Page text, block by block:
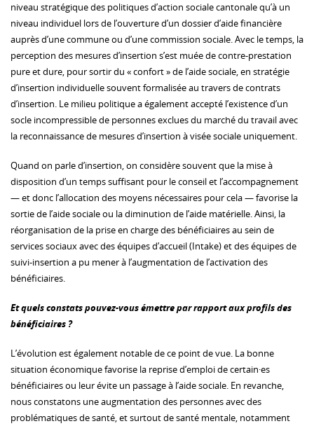
niveau stratégique des politiques d’action sociale cantonale qu’à un
niveau individuel lors de l’ouverture d’un dossier d’aide financière
auprès d’une commune ou d’une commission sociale. Avec le temps, la
perception des mesures d’insertion s’est muée de contre-prestation
pure et dure, pour sortir du « confort » de l’aide sociale, en stratégie
d’insertion individuelle souvent formalisée au travers de contrats
d’insertion. Le milieu politique a également accepté l’existence d’un
socle incompressible de personnes exclues du marché du travail avec
la reconnaissance de mesures d’insertion à visée sociale uniquement.
Quand on parle d’insertion, on considère souvent que la mise à
disposition d’un temps suffisant pour le conseil et l’accompagnement
— et donc l’allocation des moyens nécessaires pour cela — favorise la
sortie de l’aide sociale ou la diminution de l’aide matérielle. Ainsi, la
réorganisation de la prise en charge des bénéficiaires au sein de
services sociaux avec des équipes d’accueil (Intake) et des équipes de
suivi-insertion a pu mener à l’augmentation de l’activation des
bénéficiaires.
Et quels constats pouvez-vous émettre par rapport aux profils des
bénéficiaires ?
L’évolution est également notable de ce point de vue. La bonne
situation économique favorise la reprise d’emploi de certain·es
bénéficiaires ou leur évite un passage à l’aide sociale. En revanche,
nous constatons une augmentation des personnes avec des
problématiques de santé, et surtout de santé mentale, notamment